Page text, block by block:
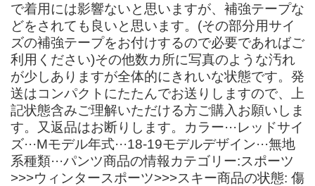
で着用には影響ないと思いますが、補強テープな
どをされても良いと思います。(その部分用サイ
ズの補強テープをお付けするので必要であればご
利用ください)その他数カ所に写真のような汚れ
が少しありますが全体的にきれいな状態です。発
送はコンパクトにたたんでお送りしますので、上
記状態含みご理解いただける方ご購入お願いしま
す。又返品はお断りします。カラー···レッドサイ
ズ···Mモデル年式···18-19モデルデザイン···無地
系種類···パンツ商品の情報カテゴリー:スポーツ
>>>ウィンタースポーツ>>>スキー商品の状態: 傷